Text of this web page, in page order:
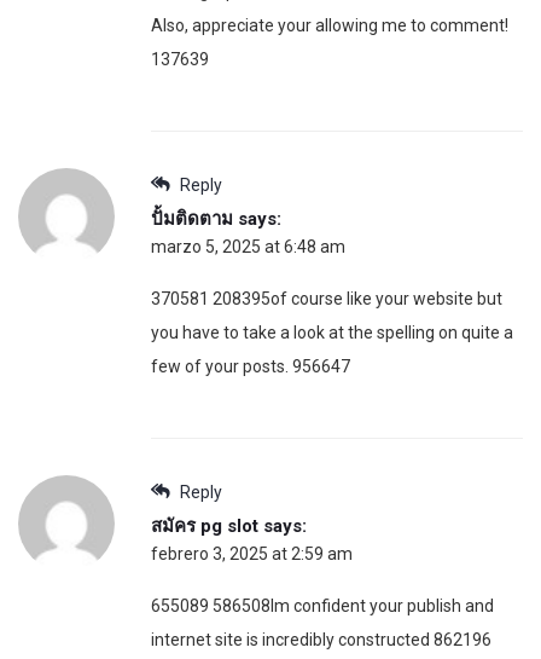
Also, appreciate your allowing me to comment!
137639
Reply
ปั้มติดตาม says:
marzo 5, 2025 at 6:48 am
370581 208395of course like your website but
you have to take a look at the spelling on quite a
few of your posts. 956647
Reply
สมัคร pg slot says:
febrero 3, 2025 at 2:59 am
655089 586508Im confident your publish and
internet site is incredibly constructed 862196